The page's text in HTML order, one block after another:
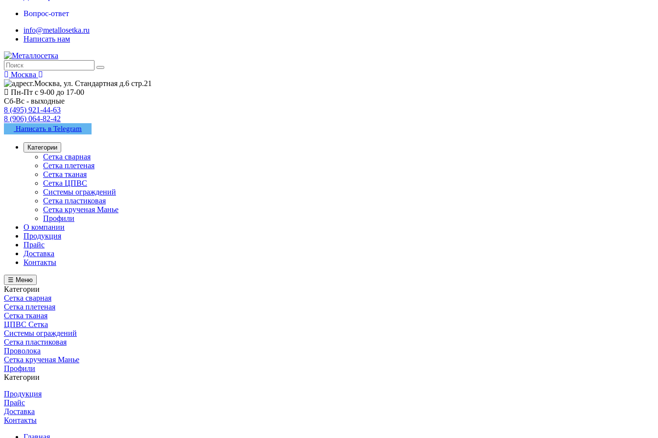
Вопрос-ответ
info@metallosetka.ru
Написать нам
Москва
г.Москва, ул. Стандартная д.6 стр.21
Пн-Пт с 9-00 до 17-00
Сб-Вс - выходные
8 (495) 921-44-63
8 (906) 064-82-42
Написать в Telegram
Категории
Сетка сварная
Сетка плетеная
Сетка тканая
Сетка ЦПВС
Системы ограждений
Сетка пластиковая
Сетка крученая Манье
Профили
О компании
Продукция
Прайс
Доставка
Контакты
☰ Меню
Категории
Сетка сварная
Сетка плетеная
Сетка тканая
ЦПВС Сетка
Системы ограждений
Сетка пластиковая
Проволока
Сетка крученая Манье
Профили
Категории
Продукция
Прайс
Доставка
Контакты